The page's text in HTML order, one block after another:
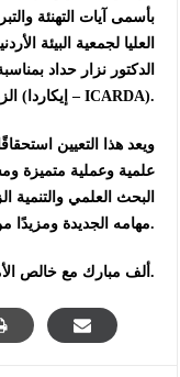
بأسمى آيات التهنئة
العليا لجمعية البيئة
الدكتور نزار حداد
الزراعية في المناطق الجافة (إيكاردا – ICARDA).
ويعد هذا التعيين
علمية وعملية متميزة
البحث العلمي والتنمية
مهامه الجديدة ومزيدًا من التقدم والتميز.
ألف مبارك مع خالص الأمنيات بدوام النجاح والتوفيق.